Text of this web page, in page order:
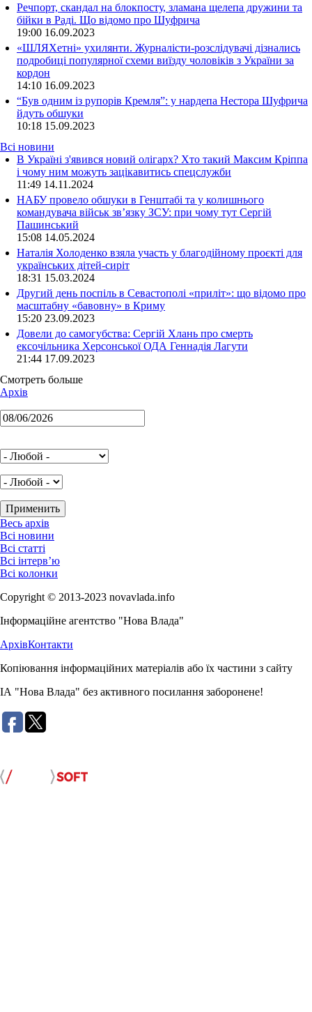
Речпорт, скандал на блокпосту, зламана щелепа дружини та
бійки в Раді. Що відомо про Шуфрича
19:00 16.09.2023
«ШЛЯХетні» ухилянти. Журналісти-розслідувачі дізнались
подробиці популярної схеми виїзду чоловіків з України за
кордон
14:10 16.09.2023
“Був одним із рупорів Кремля”: у нардепа Нестора Шуфрича
йдуть обшуки
10:18 15.09.2023
Всі новини
В Україні з'явився новий олігарх? Хто такий Максим Кріппа
і чому ним можуть зацікавитись спецслужби
11:49 14.11.2024
НАБУ провело обшуки в Генштабі та у колишнього
командувача військ зв’язку ЗСУ: при чому тут Сергій
Пашинський
15:08 14.05.2024
Наталія Холоденко взяла участь у благодійному проєкті для
українських дітей-сиріт
18:31 15.03.2024
Другий день поспіль в Севастополі «приліт»: що відомо про
масштабну «бавовну» в Криму
15:20 23.09.2023
Довели до самогубства: Сергій Хлань про смерть
ексочільника Херсонської ОДА Геннадія Лагути
21:44 17.09.2023
Смотреть больше
Архів
Весь архів
Всі новини
Всі статті
Всі інтерв’ю
Всі колонки
Copyright © 2013-2023 novavlada.info
Інформаційне агентство "Нова Влада"
АрхівКонтакти
Копіювання інформаційних матеріалів або їх частини з сайту
ІА "Нова Влада" без активного посилання заборонене!